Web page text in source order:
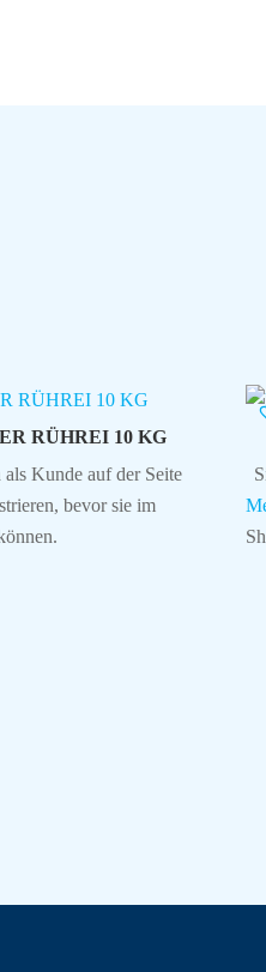
RÜHREI 10 KG
als Kunde auf der Seite
bevor sie im